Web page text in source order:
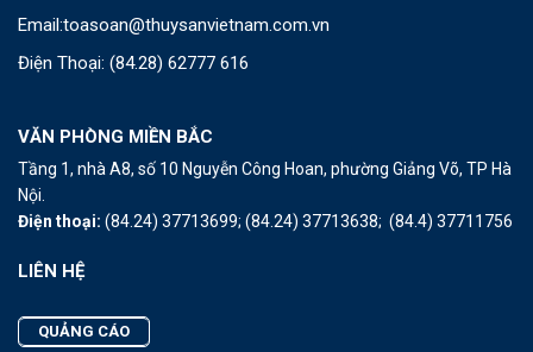
Email:toasoan@thuysanvietnam.com.vn
Điện Thoại: (84.28) 62777 616
VĂN PHÒNG MIỀN BẮC
Tầng 1, nhà A8, số 10 Nguyễn Công Hoan, phường Giảng Võ, TP Hà
Nội.
Điện thoại: (84.24) 37713699; (84.24) 37713638; (84.4) 37711756
LIÊN HỆ
QUẢNG CÁO